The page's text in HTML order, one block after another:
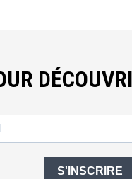
S'INSCRIRE